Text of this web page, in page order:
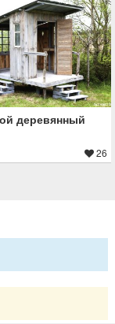
деревянный
26